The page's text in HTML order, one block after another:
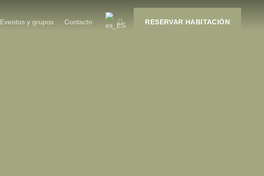
Eventos y grupos Contacto RESERVAR HABITACIÓN